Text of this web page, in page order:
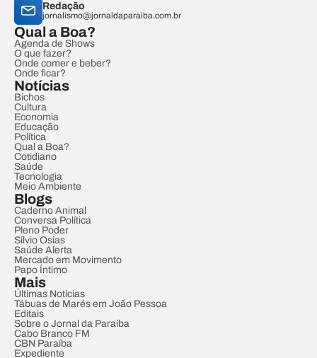
Redação
jornalismo@jornaldaparaiba.com.br
Qual a Boa?
Agenda de Shows
O que fazer?
Onde comer e beber?
Onde ficar?
Notícias
Bichos
Cultura
Economia
Educação
Política
Qual a Boa?
Cotidiano
Saúde
Tecnologia
Meio Ambiente
Blogs
Caderno Animal
Conversa Política
Pleno Poder
Sílvio Osias
Saúde Alerta
Mercado em Movimento
Papo Íntimo
Mais
Últimas Notícias
Tábuas de Marés em João Pessoa
Editais
Sobre o Jornal da Paraíba
Cabo Branco FM
CBN Paraíba
Expediente